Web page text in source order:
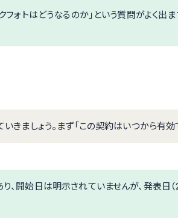
フォトはどうなるのか」という質問がよく出
きましょう。まず「この契約はいつから有効
、開始日は明示されていませんが、発表日